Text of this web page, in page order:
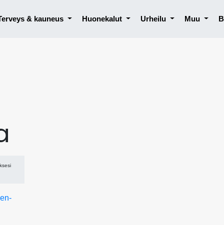
& kauneus Huonekalut Urheilu Muu